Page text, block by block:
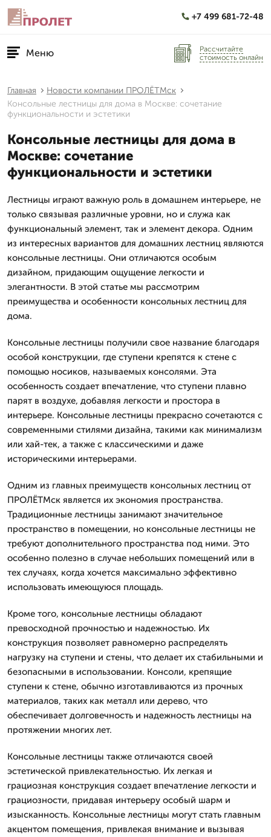
+7 499 681-72-48
Меню
Рассчитайте
стоимость онлайн
Главная
Новости компании ПРОЛЁТМск
Консольные лестницы для дома в Москве: сочетание
функциональности и эстетики
Консольные лестницы для дома в
Москве: сочетание
функциональности и эстетики
Лестницы играют важную роль в домашнем интерьере, не
только связывая различные уровни, но и служа как
функциональный элемент, так и элемент декора. Одним
из интересных вариантов для домашних лестниц являются
консольные лестницы. Они отличаются особым
дизайном, придающим ощущение легкости и
элегантности. В этой статье мы рассмотрим
преимущества и особенности консольных лестниц для
дома.
Консольные лестницы получили свое название благодаря
особой конструкции, где ступени крепятся к стене с
помощью носиков, называемых консолями. Эта
особенность создает впечатление, что ступени плавно
парят в воздухе, добавляя легкости и простора в
интерьере. Консольные лестницы прекрасно сочетаются с
современными стилями дизайна, такими как минимализм
или хай-тек, а также с классическими и даже
историческими интерьерами.
Одним из главных преимуществ консольных лестниц от
ПРОЛЁТМск является их экономия пространства.
Традиционные лестницы занимают значительное
пространство в помещении, но консольные лестницы не
требуют дополнительного пространства под ними. Это
особенно полезно в случае небольших помещений или в
тех случаях, когда хочется максимально эффективно
использовать имеющуюся площадь.
Кроме того, консольные лестницы обладают
превосходной прочностью и надежностью. Их
конструкция позволяет равномерно распределять
нагрузку на ступени и стены, что делает их стабильными и
безопасными в использовании. Консоли, крепящие
ступени к стене, обычно изготавливаются из прочных
материалов, таких как металл или дерево, что
обеспечивает долговечность и надежность лестницы на
протяжении многих лет.
Консольные лестницы также отличаются своей
эстетической привлекательностью. Их легкая и
грациозная конструкция создает впечатление легкости и
грациозности, придавая интерьеру особый шарм и
изысканность. Консольные лестницы могут стать главным
акцентом помещения, привлекая внимание и вызывая